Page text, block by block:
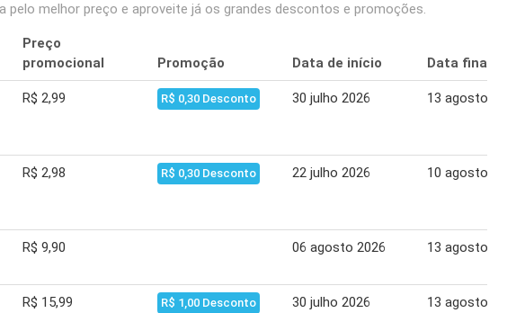
melhor preço e aproveite já os grandes descontos e promoções.
Preço
promocional
Promoção Data de início Data final
R$ 2,99 R$ 0,30 Desconto 30 julho 2026 13 agosto
R$ 2,98 R$ 0,30 Desconto 22 julho 2026 10 agosto
R$ 9,90 06 agosto 2026 13 agosto
R$ 15,99 R$ 1,00 Desconto 30 julho 2026 13 agosto